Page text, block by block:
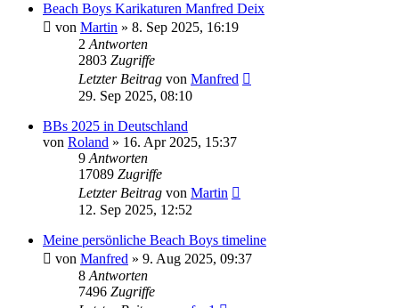
Beach Boys Karikaturen Manfred Deix
von Martin » 8. Sep 2025, 16:19
2 Antworten
2803 Zugriffe
Letzter Beitrag von Manfred
29. Sep 2025, 08:10
BBs 2025 in Deutschland
von Roland » 16. Apr 2025, 15:37
9 Antworten
17089 Zugriffe
Letzter Beitrag von Martin
12. Sep 2025, 12:52
Meine persönliche Beach Boys timeline
von Manfred » 9. Aug 2025, 09:37
8 Antworten
7496 Zugriffe